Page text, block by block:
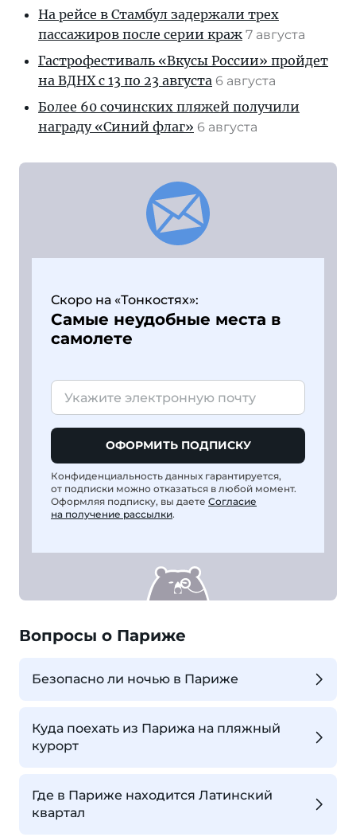
На рейсе в Стамбул задержали трех
пассажиров после серии краж 7 августа
Гастрофестиваль «Вкусы России» пройдет
на ВДНХ с 13 по 23 августа 6 августа
Более 60 сочинских пляжей получили
награду «Синий флаг» 6 августа
Скоро на «Тонкостях»:
Самые неудобные места в
самолете
ОФОРМИТЬ ПОДПИСКУ
Конфиденциальность данных гарантируется,
от подписки можно отказаться в любой момент.
Оформляя подписку, вы даете Согласие
на получение рассылки.
Вопросы о Париже
Безопасно ли ночью в Париже
Куда поехать из Парижа на пляжный
курорт
Где в Париже находится Латинский
квартал